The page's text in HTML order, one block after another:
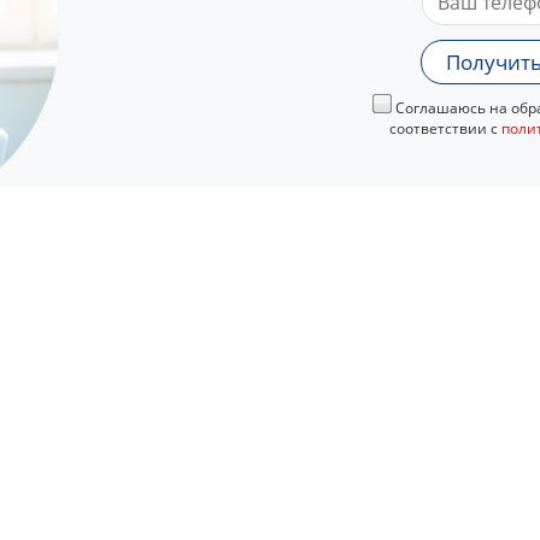
Соглашаюсь на
соответствии с